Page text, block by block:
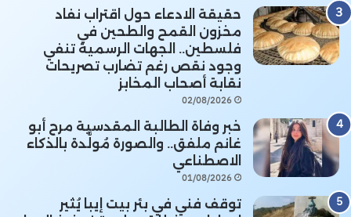
حقيقة الادعاء حول اقتراب نفاد
مخزون القمح والطحين في
فلسطين.. الجهات الرسمية تنفي
وجود نقص رغم تضارب تصريحات
نقابة أصحاب المخابز
02/08/2026
خبر وفاة الطالبة المقدسية مرح أبو
غانم ملفق.. والصورة مُولَّدة بالذكاء
الاصطناعي
01/08/2026
توقف فني في بئر بيت إيبا يُثير